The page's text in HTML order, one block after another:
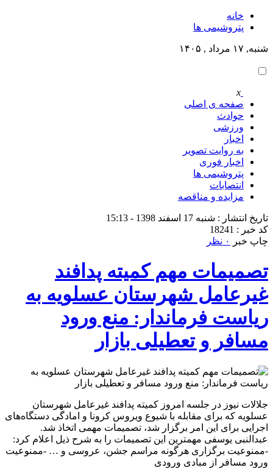
خانه
پتروشيمى ها
شنبه, ۱۷ مرداد , ۱۴۰۵
x
صفحه ی اصلی
حوادث
ورزشی
اخبار
به روایت تصویر
اخبار فوری
پتروشيمى ها
انتصابات
مزایده و مناقصه
تاریخ انتشار : شنبه 17 اسفند 1398 - 15:13
کد خبر : 18241
چاپ خبر
۰ نظر
تصمیمات مهم کمیته پدافند
غیرعامل شهرستان عسلویه به
ریاست فرماندار: منع ورود
مسافر و تعطیلی بازار
جلالات نیوز در جلسه امروز کمیته پدافند غیرعامل شهرستان
عسلویه که برای مقابله با شیوع ویروس کرونا و امادگی دستگاه‌های
اجرایی برای این امر برگزار شد، تصمیمات مهمی اتخاذ شد.
عبدالنبی یوسفی مهمترین این تصمیمات را به شرح ذیل اعلام کرد:
-ممنوعیت برگزاری هرگونه مراسم جشن، عروسی و … -ممنوعیت
ورود مسافر از مبادی ورودی